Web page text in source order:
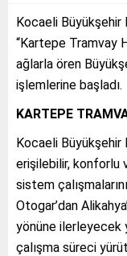
Kocaeli Büyükşehir
“Kartepe Tramvay
ağlarla ören
işlemlerine başladı.
KARTEPE
Kocaeli Büyükşehir
erişilebilir, konforlu
sistem
Otogar’dan
yönüne ilerleyecek
çalışma süreci